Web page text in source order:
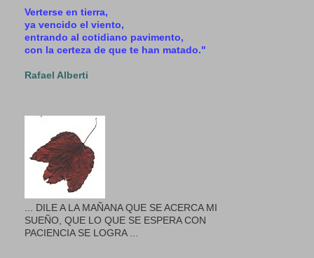
Verterse en tierra,
ya vencido el viento,
entrando al cotidiano pavimento,
con la certeza de que te han matado."
Rafael Alberti
... DILE A LA MAÑANA QUE SE ACERCA MI
SUEÑO, QUE LO QUE SE ESPERA CON
PACIENCIA SE LOGRA ...